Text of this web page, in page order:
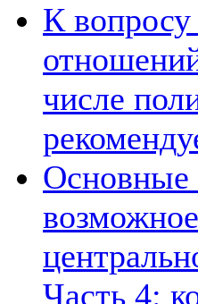
К
числе
Основные
Часть 4: